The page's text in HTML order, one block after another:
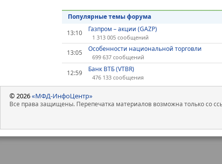
Популярные темы форума
13:10
Газпром – акции (GAZP)
1 313 005 сообщений
13:05 Особенности национальной торговли
699 637 сообщений
12:59 Банк ВТБ (VTBR)
476 133 сообщения
© 2026«МФД-ИнфоЦентр»
Все права защищены. Перепечатка материалов возможна только со